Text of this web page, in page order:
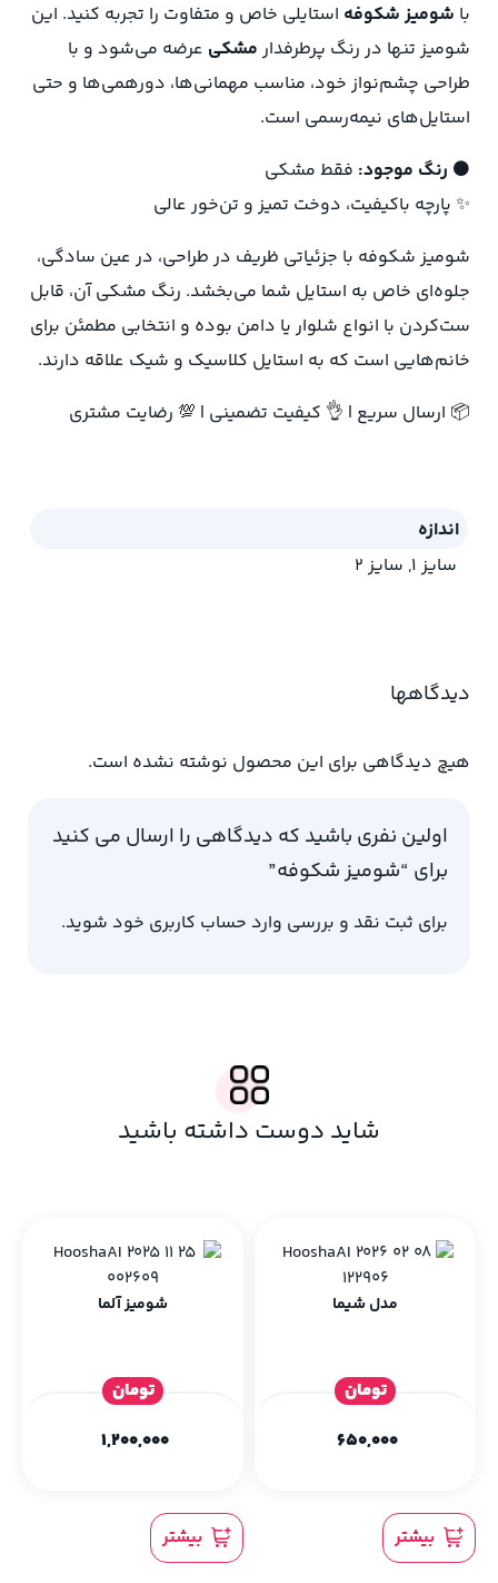
با شومیز شکوفه استایلی خاص و متفاوت را تجربه کنید. این
شومیز تنها در رنگ پرطرفدارمشکی عرضه می‌شود و با
طراحی چشم‌نواز خود، مناسب مهمانی‌ها، دورهمی‌ها و حتی
استایل‌های نیمه‌رسمی است.
⚫ رنگ موجود: فقط مشکی
✨ پارچه باکیفیت، دوخت تمیز و تن‌خور عالی
شومیز شکوفه با جزئیاتی ظریف در طراحی، در عین سادگی،
جلوه‌ای خاص به استایل شما می‌بخشد. رنگ مشکی آن، قابل
ست‌کردن با انواع شلوار یا دامن بوده و انتخابی مطمئن برای
خانم‌هایی است که به استایل کلاسیک و شیک علاقه دارند.
📦 ارسال سریع | 👌 کیفیت تضمینی | 💯 رضایت مشتری
اندازه
سایز 1 , سایز 2
دیدگاهها
هیچ دیدگاهی برای این محصول نوشته نشده است.
اولین نفری باشید که دیدگاهی را ارسال می کنید
برای “شومیز شکوفه”
برای ثبت نقد و بررسی وارد حساب کاربری خود شوید.
شاید دوست داشته باشید
مدل شیما
تومان
650,000
بیشتر
شومیز آلما
تومان
1,200,000
بیشتر